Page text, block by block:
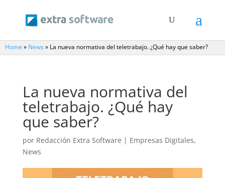
Home » News» La nueva normativa del teletrabajo. ¿Qué hay que saber?
La nueva normativa del
teletrabajo. ¿Qué hay
que saber?
por Redacción Extra Software | Empresas Digitales,
News